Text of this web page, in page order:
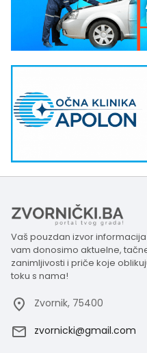
Vaš pouzdan izvor
vam donosimo aktuelne,
zanimljivosti i priče koje
toku s nama!
Zvornik, 75400
zvornicki@gmail.com